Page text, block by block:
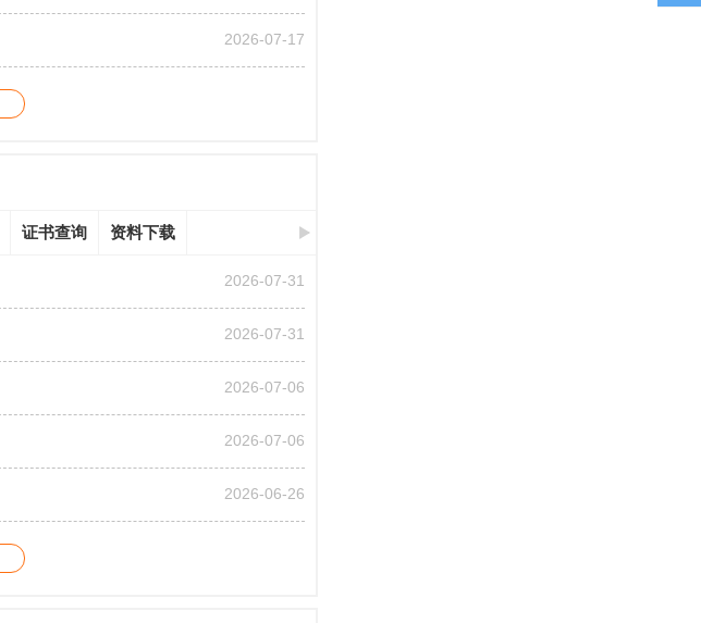
2026-07-17
证书查询 资料下载
2026-07-31
2026-07-31
2026-07-06
2026-07-06
2026-06-26